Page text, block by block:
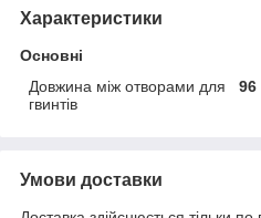
Характеристики
Основні
Довжина між отворами для
гвинтів
96
Умови доставки